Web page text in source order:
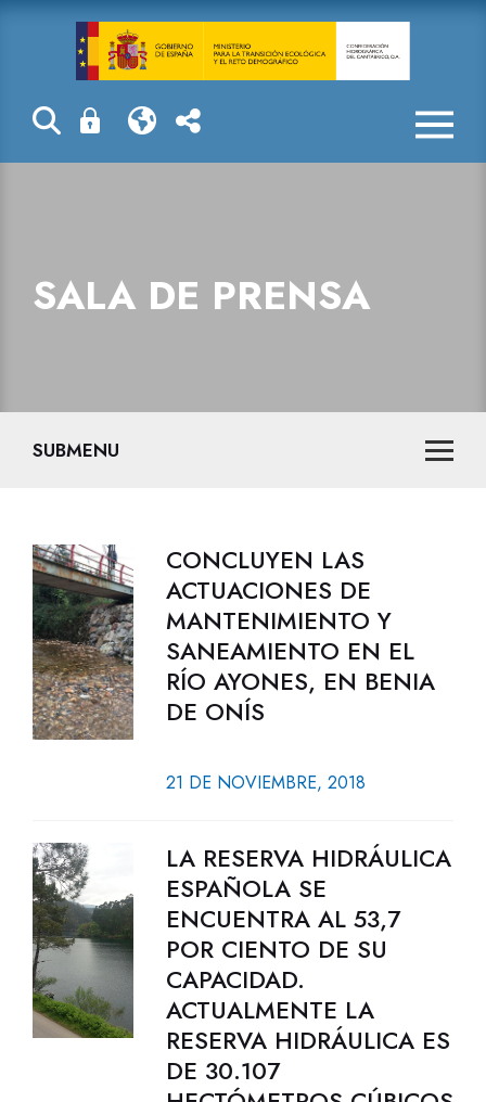
Sala de prensa
SALA DE PRENSA
SUBMENU
CONCLUYEN LAS
ACTUACIONES DE
MANTENIMIENTO Y
SANEAMIENTO EN EL
RÍO AYONES, EN BENIA
DE ONÍS
21 DE NOVIEMBRE, 2018
LA RESERVA HIDRÁULICA
ESPAÑOLA SE
ENCUENTRA AL 53,7
POR CIENTO DE SU
CAPACIDAD.
ACTUALMENTE LA
RESERVA HIDRÁULICA ES
DE 30.107